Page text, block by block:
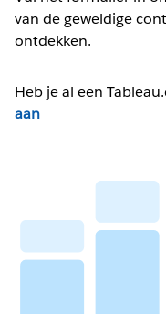
van de geweldige
ontdekken.
Heb je al een
aan